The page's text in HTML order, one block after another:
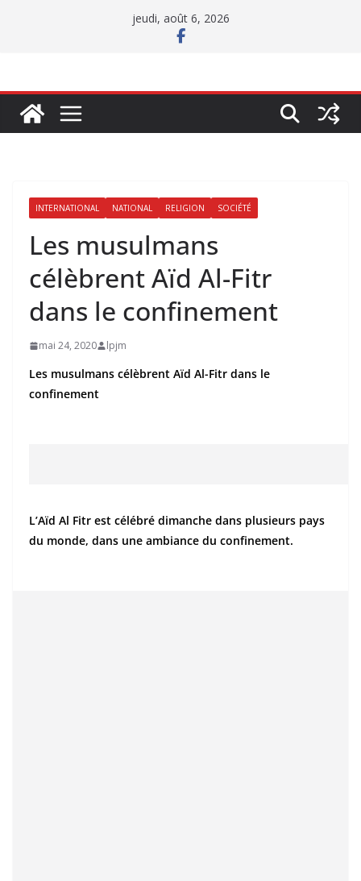
jeudi, août 6, 2026
INTERNATIONAL NATIONAL RELIGION SOCIÉTÉ
Les musulmans
célèbrent Aïd Al-Fitr
dans le confinement
mai 24, 2020 lpjm
Les musulmans célèbrent Aïd Al-Fitr dans le
confinement
L’Aïd Al Fitr est célébré dimanche dans plusieurs pays
du monde, dans une ambiance du confinement.